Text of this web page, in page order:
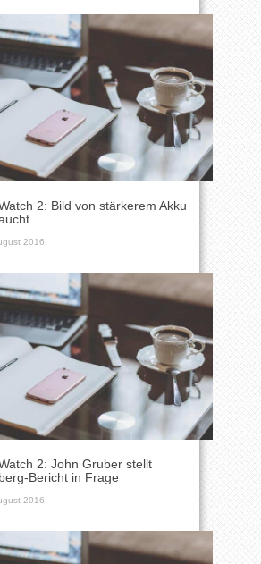
2: Bild von stärkerem Akku
2016
2: John Gruber stellt
Bericht in Frage
2016